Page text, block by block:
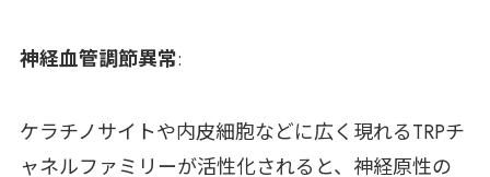
神経血管調節異常:
ケラチノサイトや内皮細胞などに広く現れるTRPチ
ャネルファミリーが活性化されると、神経原性の